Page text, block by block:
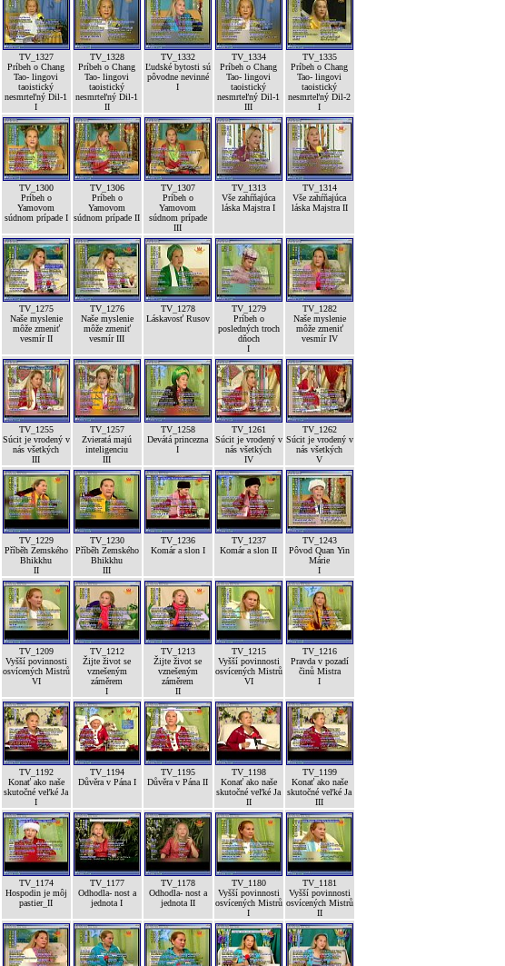
TV_1327
Príbeh o Chang
Tao- lingovi
taoistický
nesmrteľný Dil-1
I
TV_1328
Príbeh o Chang
Tao- lingovi
taoistický
nesmrteľný Dil-1
II
TV_1332
Ľudské bytosti sú
pôvodne nevinné
I
TV_1334
Príbeh o Chang
Tao- lingovi
taoistický
nesmrteľný Dil-1
III
TV_1335
Príbeh o Chang
Tao- lingovi
taoistický
nesmrteľný Dil-2
I
TV_1300
Príbeh o
Yamovom
súdnom prípade I
TV_1306
Príbeh o
Yamovom
súdnom prípade II
TV_1307
Príbeh o
Yamovom
súdnom prípade
III
TV_1313
Vše zahŕňajúca
láska Majstra I
TV_1314
Vše zahŕňajúca
láska Majstra II
TV_1275
Naše myslenie
môže zmeniť
vesmír II
TV_1276
Naše myslenie
môže zmeniť
vesmír III
TV_1278
Láskavosť Rusov
TV_1279
Príbeh o
posledných troch
dňoch
I
TV_1282
Naše myslenie
môže zmeniť
vesmír IV
TV_1255
Súcit je vrodený v
nás všetkých
III
TV_1257
Zvieratá majú
inteligenciu
III
TV_1258
Devátá princezna
I
TV_1261
Súcit je vrodený v
nás všetkých
IV
TV_1262
Súcit je vrodený v
nás všetkých
V
TV_1229
Příběh Zemského
Bhikkhu
II
TV_1230
Příběh Zemského
Bhikkhu
III
TV_1236
Komár a slon I
TV_1237
Komár a slon II
TV_1243
Pôvod Quan Yin
Márie
I
TV_1209
Vyšší povinnosti
osvícených Mistrů
VI
TV_1212
Žijte život se
vznešeným
záměrem
I
TV_1213
Žijte život se
vznešeným
záměrem
II
TV_1215
Vyšší povinnosti
osvícených Mistrů
VI
TV_1216
Pravda v pozadí
činů Mistra
I
TV_1192
Konať ako naše
skutočné veľké Ja
I
TV_1194
Důvěra v Pána I
TV_1195
Důvěra v Pána II
TV_1198
Konať ako naše
skutočné veľké Ja
II
TV_1199
Konať ako naše
skutočné veľké Ja
III
TV_1174
Hospodin je môj
pastier_II
TV_1177
Odhodla- nost a
jednota I
TV_1178
Odhodla- nost a
jednota II
TV_1180
Vyšší povinnosti
osvícených Mistrů
I
TV_1181
Vyšší povinnosti
osvícených Mistrů
II